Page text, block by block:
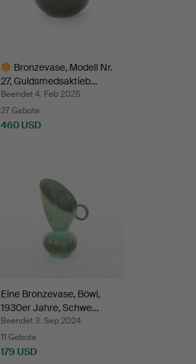
Bronzevase, Modell Nr.
27, Guldsmedsaktieb…
Beendet 4. Feb 2025
27 Gebote
460 USD
Eine Bronzevase, Böwi,
1930er Jahre, Schwe…
Beendet 3. Sep 2024
11 Gebote
179 USD